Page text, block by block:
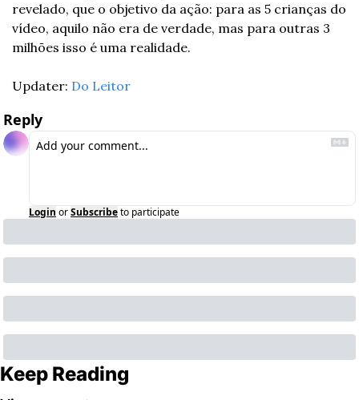
revelado, que o objetivo da ação: para as 5 crianças do
vídeo, aquilo não era de verdade, mas para outras 3
milhões isso é uma realidade.
Updater: Do Leitor
Reply
Login orSubscribeto participate
Keep Reading